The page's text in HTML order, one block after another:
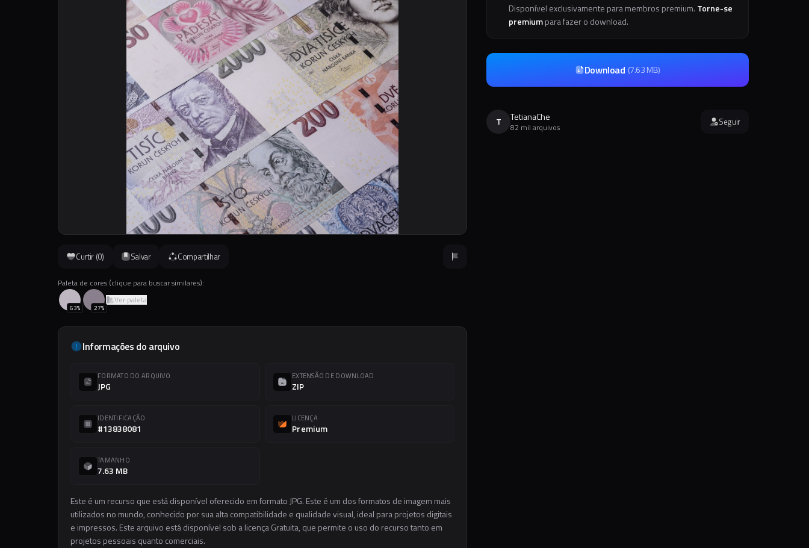
Curtir (0) Salvar Compartilhar
Paleta de cores (clique para buscar similares):
63% 27%
Ver paleta
Informações do arquivo
FORMATO DO ARQUIVO
JPG
EXTENSÃO DE DOWNLOAD
ZIP
IDENTIFICAÇÃO
#13838081
LICENÇA
Premium
TAMANHO
7.63 MB
Este é um recurso que está disponível oferecido em formato JPG. Este é um dos formatos de imagem mais
utilizados no mundo, conhecido por sua alta compatibilidade e qualidade visual, ideal para projetos digitais
e impressos. Este arquivo está disponível sob a licença Gratuita, que permite o uso do recurso tanto em
projetos pessoais quanto comerciais.
Disponível exclusivamente para membros premium. Torne-se
premiumpara fazer o download.
Download (7.63 MB)
T TetianaChe
82 mil arquivos Seguir